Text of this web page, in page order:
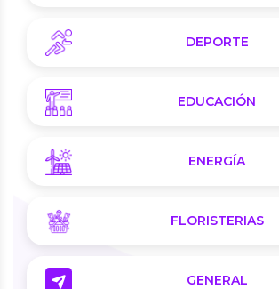
DEPORTE
EDUCACIÓN
ENERGÍA
FLORISTERIAS
GENERAL